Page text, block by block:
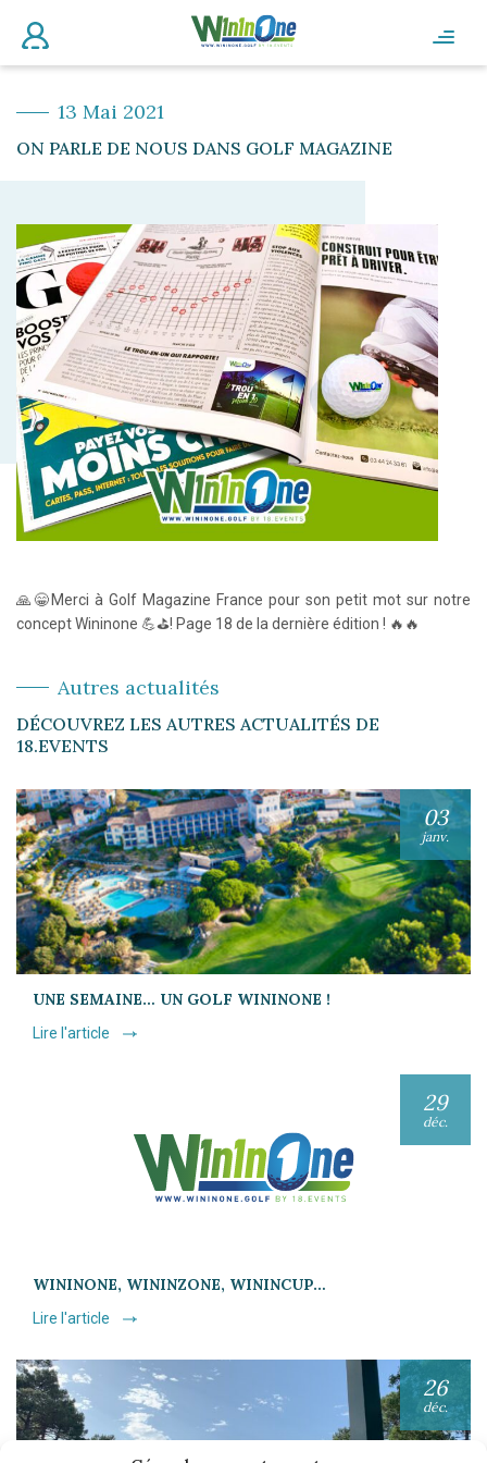
13 Mai 2021
ON PARLE DE NOUS DANS GOLF MAGAZINE
🙏😁Merci à Golf Magazine France pour son petit mot sur notre
concept Wininone 💪⛳! Page 18 de la dernière édition ! 🔥🔥
Autres actualités
DÉCOUVREZ LES AUTRES ACTUALITÉS DE
18.EVENTS
03
janv.
UNE SEMAINE… UN GOLF WININONE !
Lire l'article
29
déc.
WININONE, WININZONE, WININCUP…
Lire l'article
26
déc.